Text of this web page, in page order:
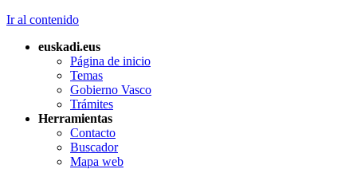
Ir al contenido
euskadi.eus
Página de inicio
Temas
Gobierno Vasco
Trámites
Herramientas
Contacto
Buscador
Mapa web